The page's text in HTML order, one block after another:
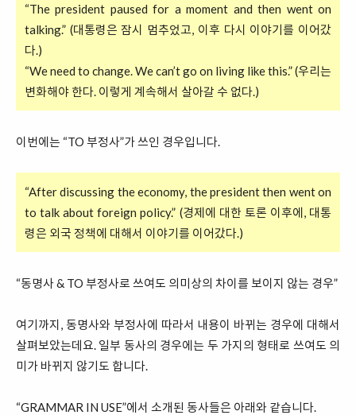
“The president paused for a moment and then went on
talking.” (대통령은 잠시 멈추었고, 이후 다시 이야기를 이어갔
다.)
“We need to change. We can’t go on living like this.” (우리는
변화해야 한다. 이렇게 계속해서 살아갈 수 없다.)
이번에는 “TO 부정사”가 쓰인 경우입니다.
“After discussing the economy, the president then went on
to talk about foreign policy.” (경제에 대한 토론 이후에, 대통
령은 외국 정책에 대해서 이야기를 이어갔다.)
“동명사 & TO 부정사로 쓰여도 의미상의 차이를 보이지 않는 경우”
여기까지, 동명사와 부정사에 따라서 내용이 바뀌는 경우에 대해서
살펴보았는데요. 일부 동사의 경우에는 두 가지의 형태로 쓰여도 의
미가 바뀌지 않기도 합니다.
“GRAMMAR IN USE”에서 소개된 동사들은 아래와 같습니다.